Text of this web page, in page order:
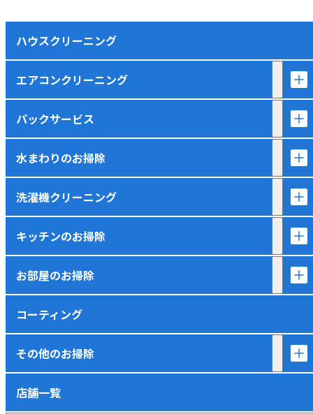
ハウスクリーニング
エアコンクリーニング
パックサービス
水まわりのお掃除
洗濯機クリーニング
キッチンのお掃除
お部屋のお掃除
コーティング
その他のお掃除
店舗一覧